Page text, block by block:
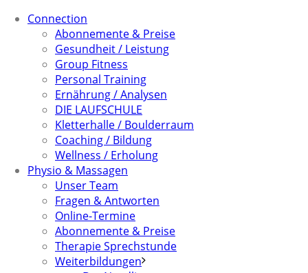
Connection
Abonnemente & Preise
Gesundheit / Leistung
Group Fitness
Personal Training
Ernährung / Analysen
DIE LAUFSCHULE
Kletterhalle / Boulderraum
Coaching / Bildung
Wellness / Erholung
Physio & Massagen
Unser Team
Fragen & Antworten
Online-Termine
Abonnemente & Preise
Therapie Sprechstunde
Weiterbildungen